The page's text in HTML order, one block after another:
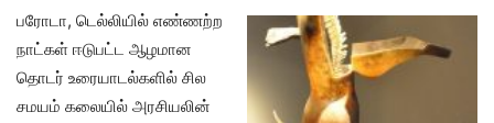
பரோடா, டெல்லியில் எண்ணற்ற
நாட்கள் ஈடுபட்ட ஆழமான
தொடர் உரையாடல்களில் சில
சமயம் கலையில் அரசியலின்